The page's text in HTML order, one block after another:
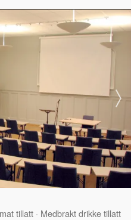
tillatt · Medbrakt drikke tillatt